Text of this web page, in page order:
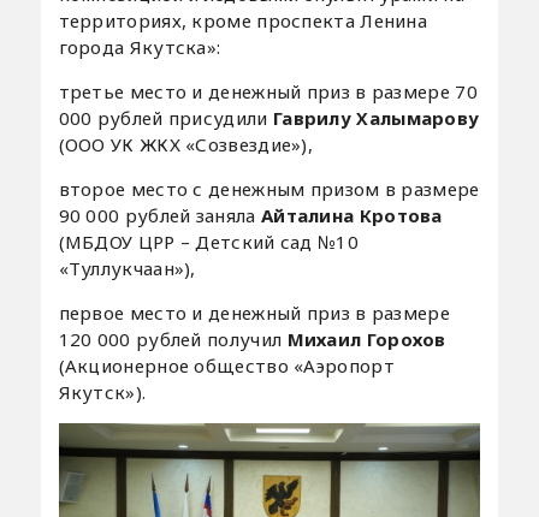
территориях, кроме проспекта Ленина
города Якутска»:
третье место и денежный приз в размере 70
000 рублей присудили Гаврилу Халымарову
(ООО УК ЖКХ «Созвездие»),
второе место с денежным призом в размере
90 000 рублей заняла Айталинa Кротова
(МБДОУ ЦРР – Детский сад №10
«Туллукчаан»),
первое место и денежный приз в размере
120 000 рублей получил Михаил Горохов
(Акционерное общество «Аэропорт
Якутск»).